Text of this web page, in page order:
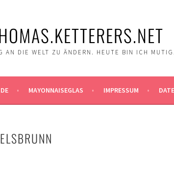
AN DIE WELT ZU ÄNDERN. HEUTE BIN ICH
MAYONNAISEGLAS IMPRESSUM